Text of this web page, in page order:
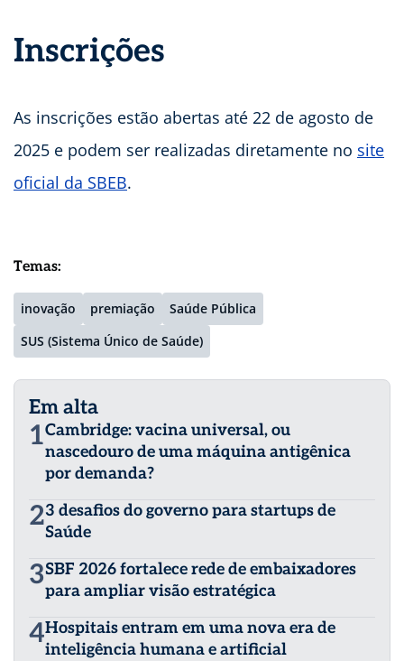
Inscrições
As inscrições estão abertas até 22 de agosto de
2025 e podem ser realizadas diretamente no site
oficial da SBEB.
Temas:
inovação premiação
Saúde Pública
SUS (Sistema Único de Saúde)
Em alta
1Cambridge: vacina universal, ou
nascedouro de uma máquina antigênica
por demanda?
23 desafios do governo para startups de
Saúde
3SBF 2026 fortalece rede de embaixadores
para ampliar visão estratégica
4Hospitais entram em uma nova era de
inteligência humana e artificial